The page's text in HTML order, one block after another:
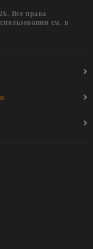
Все права
см. в